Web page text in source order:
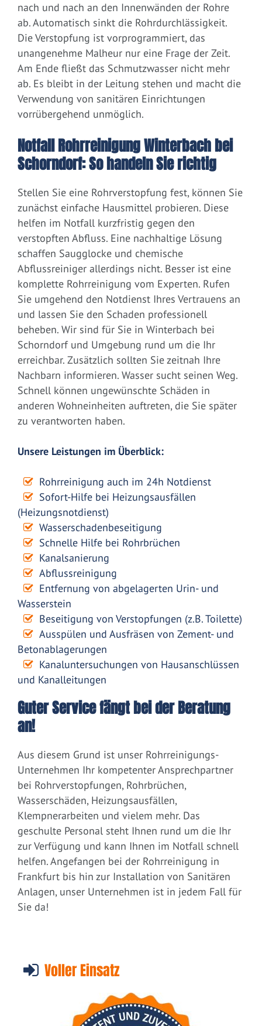
nach und nach an den Innenwänden der Rohre
ab. Automatisch sinkt die Rohrdurchlässigkeit.
Die Verstopfung ist vorprogrammiert, das
unangenehme Malheur nur eine Frage der Zeit.
Am Ende fließt das Schmutzwasser nicht mehr
ab. Es bleibt in der Leitung stehen und macht die
Verwendung von sanitären Einrichtungen
vorrübergehend unmöglich.
Notfall Rohrreinigung Winterbach bei
Schorndorf: So handeln Sie richtig
Stellen Sie eine Rohrverstopfung fest, können Sie
zunächst einfache Hausmittel probieren. Diese
helfen im Notfall kurzfristig gegen den
verstopften Abfluss. Eine nachhaltige Lösung
schaffen Saugglocke und chemische
Abflussreiniger allerdings nicht. Besser ist eine
komplette Rohrreinigung vom Experten. Rufen
Sie umgehend den Notdienst Ihres Vertrauens an
und lassen Sie den Schaden professionell
beheben. Wir sind für Sie in Winterbach bei
Schorndorf und Umgebung rund um die Ihr
erreichbar. Zusätzlich sollten Sie zeitnah Ihre
Nachbarn informieren. Wasser sucht seinen Weg.
Schnell können ungewünschte Schäden in
anderen Wohneinheiten auftreten, die Sie später
zu verantworten haben.
Unsere Leistungen im Überblick:
Rohrreinigung auch im 24h Notdienst
Sofort-Hilfe bei Heizungsausfällen
(Heizungsnotdienst)
Wasserschadenbeseitigung
Schnelle Hilfe bei Rohrbrüchen
Kanalsanierung
Abflussreinigung
Entfernung von abgelagerten Urin- und
Wasserstein
Beseitigung von Verstopfungen (z.B. Toilette)
Ausspülen und Ausfräsen von Zement- und
Betonablagerungen
Kanaluntersuchungen von Hausanschlüssen
und Kanalleitungen
Guter Service fängt bei der Beratung
an!
Aus diesem Grund ist unser Rohrreinigungs-
Unternehmen Ihr kompetenter Ansprechpartner
bei Rohrverstopfungen, Rohrbrüchen,
Wasserschäden, Heizungsausfällen,
Klempnerarbeiten und vielem mehr. Das
geschulte Personal steht Ihnen rund um die Ihr
zur Verfügung und kann Ihnen im Notfall schnell
helfen. Angefangen bei der Rohrreinigung in
Frankfurt bis hin zur Installation von Sanitären
Anlagen, unser Unternehmen ist in jedem Fall für
Sie da!
Voller Einsatz